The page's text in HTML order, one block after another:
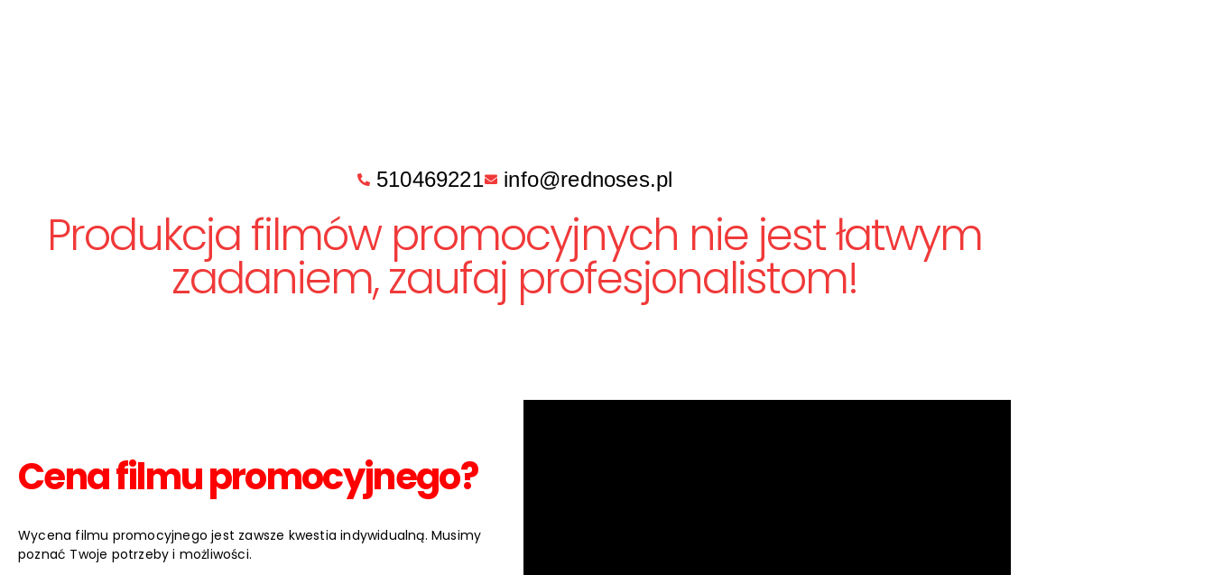
510469221 info@rednoses.pl
Produkcja filmów promocyjnych nie jest łatwym
zadaniem, zaufaj profesjonalistom!
Cena filmu promocyjnego?
Wycena filmu promocyjnego jest zawsze kwestia indywidualną. Musimy
poznać Twoje potrzeby i możliwości.